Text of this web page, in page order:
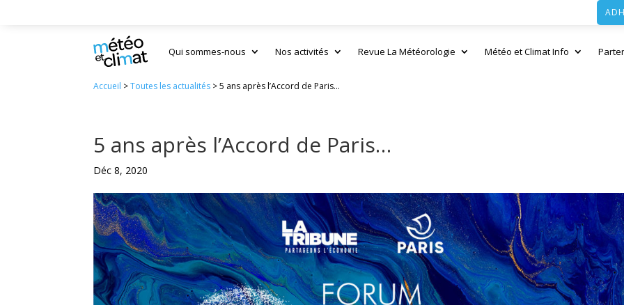
Qui sommes-nous Nos activités Revue La Météorologie Météo et Climat Info
Accueil >Toutes les actualités >5 ans après l’Accord de Paris…
5 ans après l’Accord de Paris…
Déc 8, 2020